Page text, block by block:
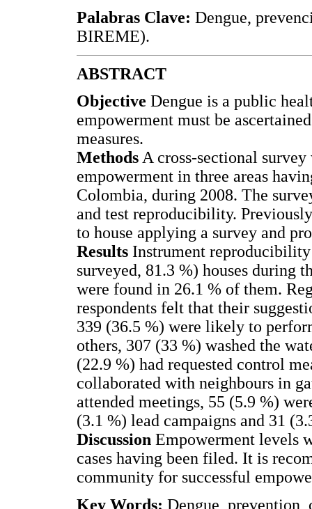
Palabras Clave: Dengue,
BIREME).
ABSTRACT
Objective Dengue is a public
empowerment must be
measures.
MethodsA cross-sectional
empowerment in three areas
Colombia, during 2008. The
and test reproducibility.
to house applying a survey and
Results Instrument reproducibility
surveyed, 81.3 %) houses during
were found in 26.1 % of them.
respondents felt that their
339 (36.5 %) were likely to
others, 307 (33 %) washed the
(22.9 %) had requested control
collaborated with neighbours in
attended meetings, 55 (5.9 %)
(3.1 %) lead campaigns and 31
Discussion Empowerment levels
cases having been filed. It is
community for successful
Key Words: Dengue,